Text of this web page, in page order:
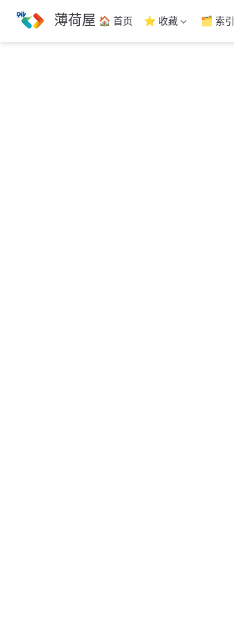
跳
主
薄荷屋 🏠 首页 ⭐ 收藏 🗂️ 索引